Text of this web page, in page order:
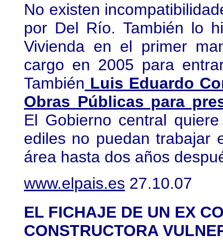
No existen
por Del Río. También lo
Vivienda en el primer
cargo en 2005 para
También Luis Eduardo
Obras Públicas para
El Gobierno central
ediles no puedan trabajar
área hasta dos años
www.elpais.es 27.10.07
EL FICHAJE DE UN EX
CONSTRUCTORA